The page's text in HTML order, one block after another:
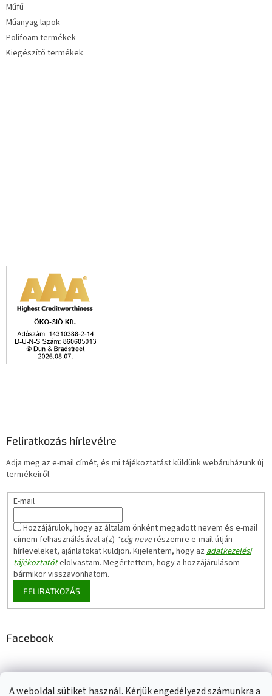
A weboldal sütiket használ. Kérjük engedélyezd számunkra a
Műfű
Műanyag lapok
Polifoam termékek
Kiegészítő termékek
Feliratkozás hírlevélre
Adja meg az e-mail címét, és mi tájékoztatást küldünk webáruházunk új
termékeiről.
E-mail
Hozzájárulok, hogy az általam önként megadott nevem és e-mail
címem felhasználásával a(z) *cég neverészemre e-mail útján
hírleveleket, ajánlatokat küldjön. Kijelentem, hogy az adatkezelési
tájékoztatótelolvastam. Megértettem, hogy a hozzájárulásom
bármikor visszavonhatom.
FELIRATKOZÁS
Facebook